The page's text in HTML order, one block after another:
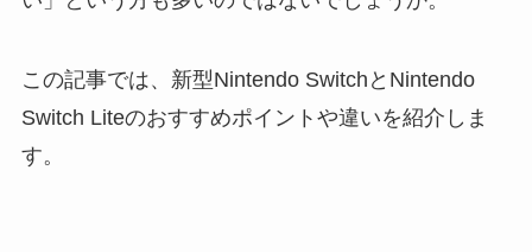
この記事では、新型Nintendo SwitchとNintendo
Switch Liteのおすすめポイントや違いを紹介しま
す。